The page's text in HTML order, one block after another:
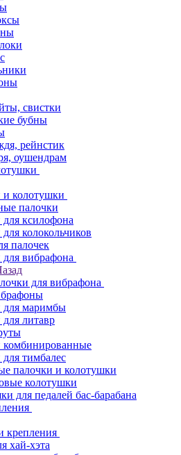
свистки
бубны
рейнстик
оушендрам
колотушки
палочки
ксилофона
колокольчиков
палочек
вибрафона
для вибрафона
для маримбы
литавр
комбинированные
тимбалес
палочки и колотушки
колотушки
для педалей бас-барабана
крепления
хай-хэта